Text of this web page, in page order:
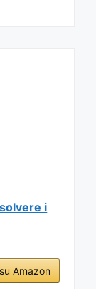
i
Amazon